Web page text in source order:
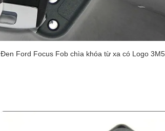
Đen Ford Focus Fob chìa khóa từ xa có Logo